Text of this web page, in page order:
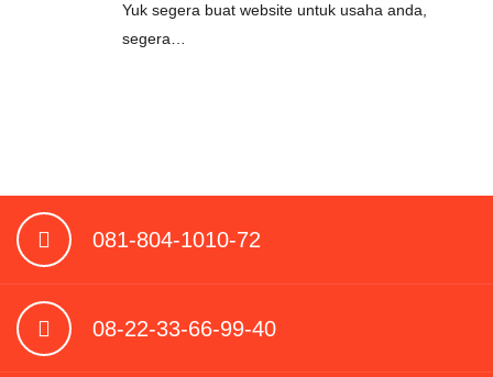
Yuk segera buat website untuk usaha anda,
segera…
081-804-1010-72
08-22-33-66-99-40